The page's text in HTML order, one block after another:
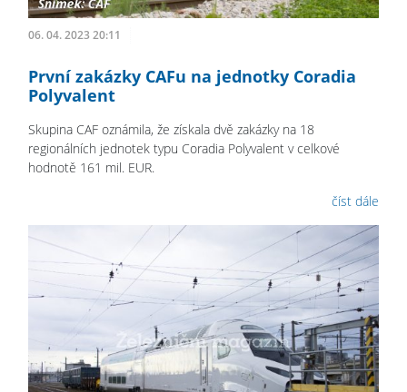
06. 04. 2023 20:11
První zakázky CAFu na jednotky Coradia
Polyvalent
Skupina CAF oznámila, že získala dvě zakázky na 18
regionálních jednotek typu Coradia Polyvalent v celkové
hodnotě 161 mil. EUR.
číst dále